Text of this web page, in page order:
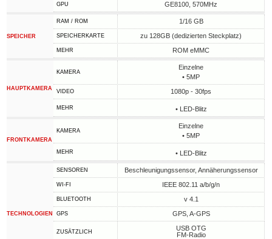
GPU GE8100, 570MHz
SPEICHER
RAM / ROM 1/16 GB
SPEICHERKARTE zu 128GB (dedizierten Steckplatz)
MEHR ROM eMMC
HAUPTKAMERA
KAMERA
Einzelne
• 5MP
VIDEO 1080p - 30fps
MEHR • LED-Blitz
FRONTKAMERA
KAMERA
Einzelne
• 5MP
MEHR • LED-Blitz
TECHNOLOGIEN
SENSOREN Beschleunigungssensor, Annäherungssensor
WI-FI IEEE 802.11 a/b/g/n
BLUETOOTH v 4.1
GPS GPS, A-GPS
ZUSÄTZLICH
USB OTG
FM-Radio